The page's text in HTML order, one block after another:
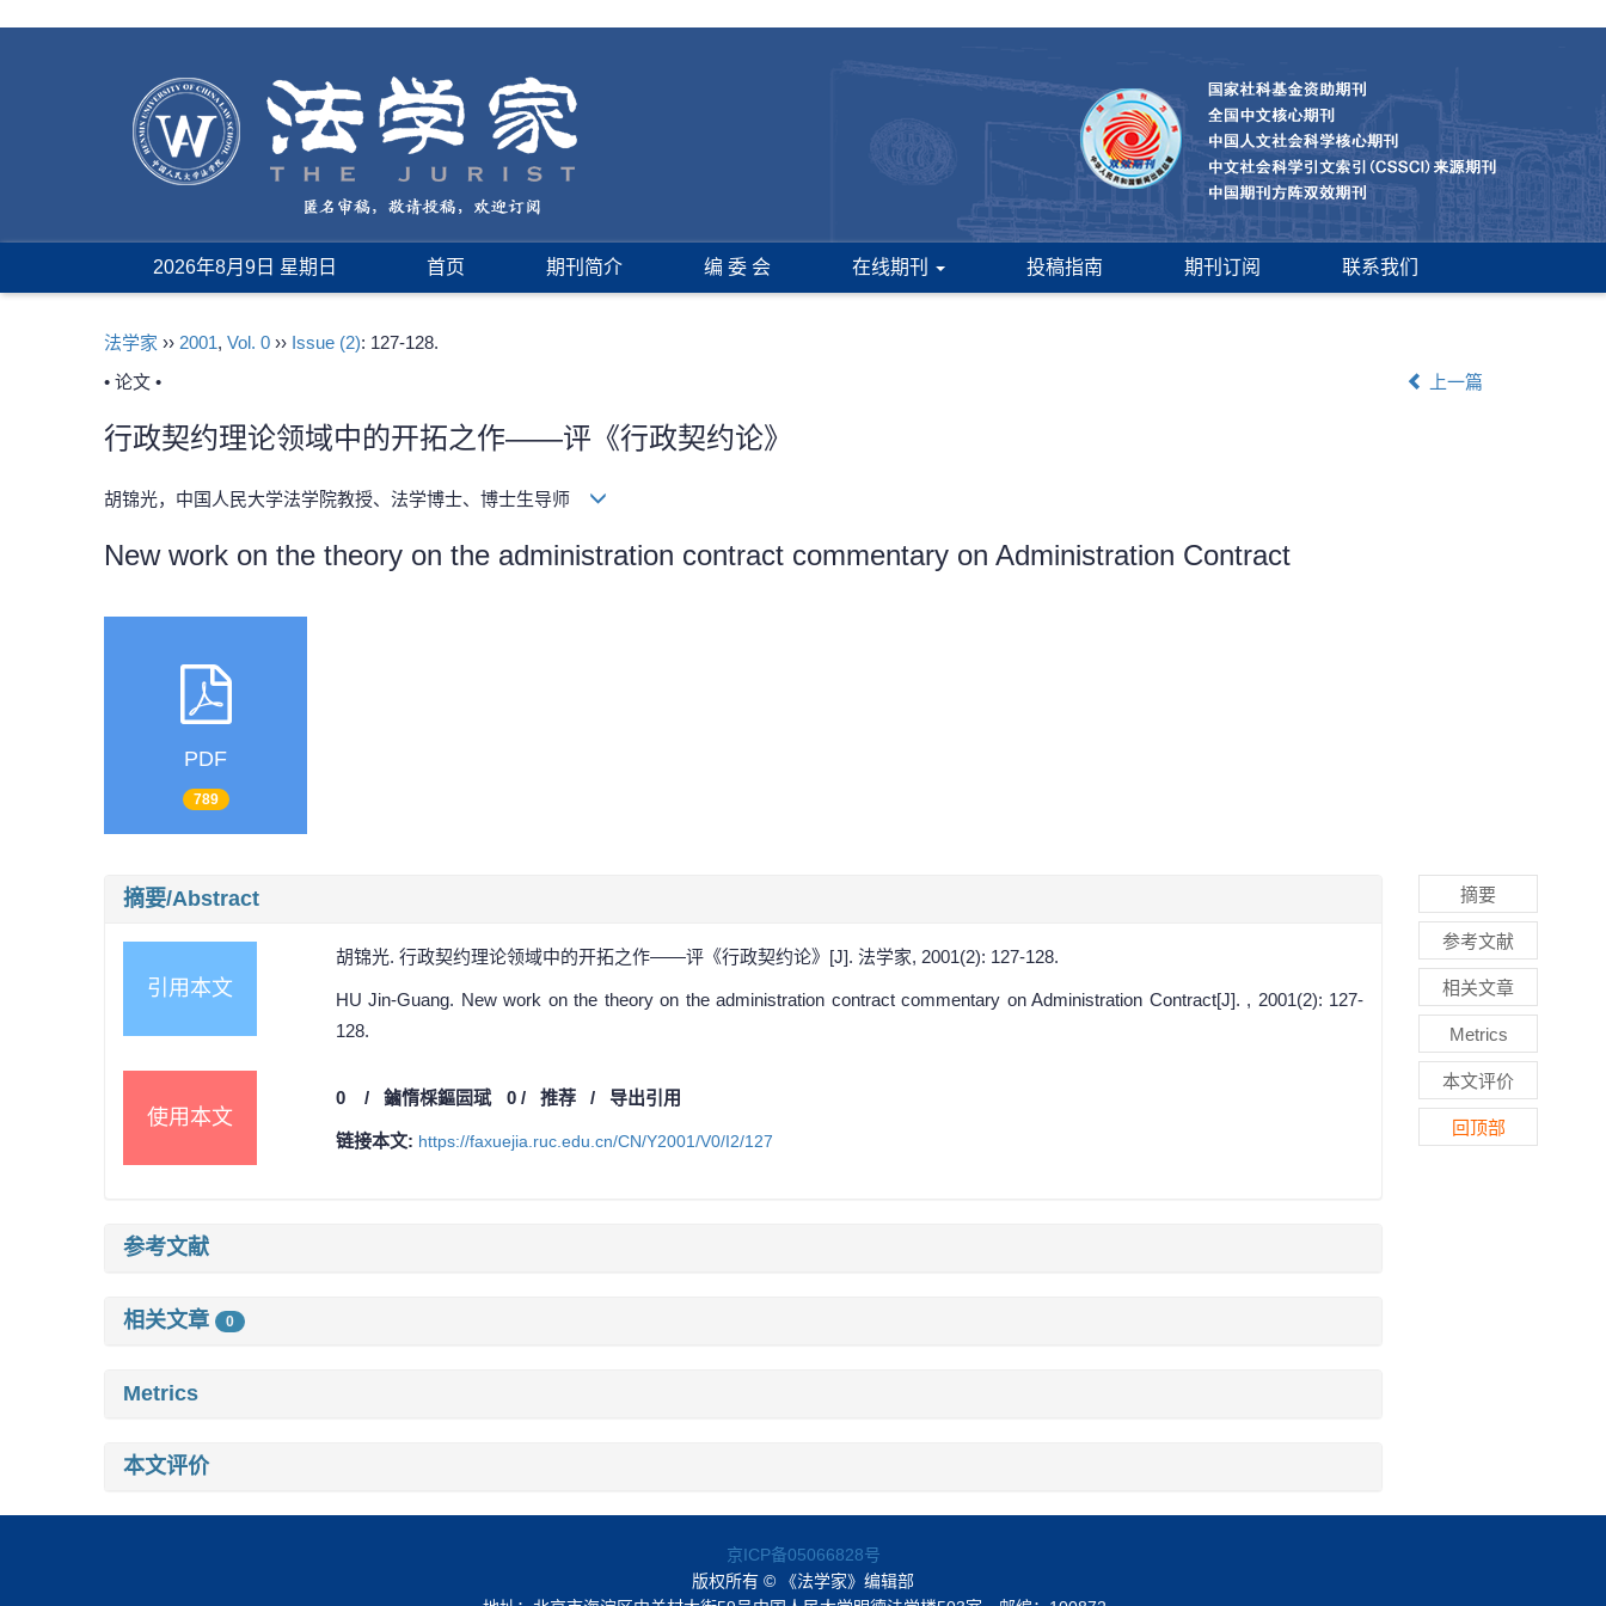
2026年8月9日 星期日 首页 期刊简介 编 委 会 在线期刊 投稿指南 期刊订阅 联系我们
法学家 ›› 2001, Vol. 0 ›› Issue (2): 127-128.
• 论文 •
上一篇
行政契约理论领域中的开拓之作——评《行政契约论》
胡锦光，中国人民大学法学院教授、法学博士、博士生导师
New work on the theory on the administration contract commentary on Administration Contract
PDF
789
摘要/Abstract
引用本文
胡锦光. 行政契约理论领域中的开拓之作——评《行政契约论》[J]. 法学家, 2001(2): 127-128.
HU Jin-Guang. New work on the theory on the administration contract commentary on Administration Contract[J]. , 2001(2): 127-
128.
使用本文
0 / 鏀惰棌鏂囩珷 0/ 推荐 / 导出引用
链接本文: https://faxuejia.ruc.edu.cn/CN/Y2001/V0/I2/127
参考文献
相关文章 0
Metrics
本文评价
摘要
参考文献
相关文章
Metrics
本文评价
回顶部
京ICP备05066828号
版权所有 © 《法学家》编辑部